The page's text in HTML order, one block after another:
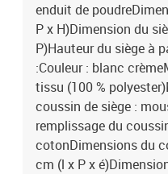
enduit de
P x H)Dimension du
P)Hauteur du siège à
:Couleur : blanc
tissu (100 %
coussin de siège :
remplissage du
cotonDimensions du
cm (l x P x